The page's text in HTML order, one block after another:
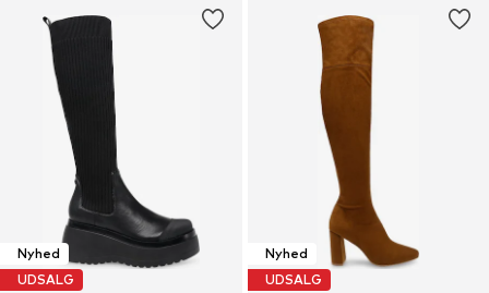
Nyhed
UDSALG
Nyhed
UDSALG